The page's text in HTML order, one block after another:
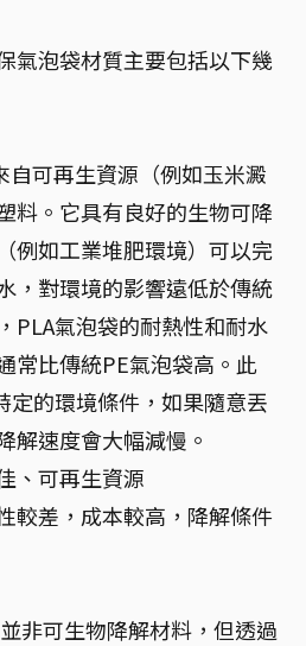
氣泡袋材質主要包括以下幾
自可再生資源（例如玉米澱
料。它具有良好的生物可降
例如工業堆肥環境）可以完
，對環境的影響遠低於傳統
PLA氣泡袋的耐熱性和耐水
常比傳統PE氣泡袋高。此
定的環境條件，如果隨意丟
解速度會大幅減慢。
、可再生資源
較差，成本較高，降解條件
非可生物降解材料，但透過